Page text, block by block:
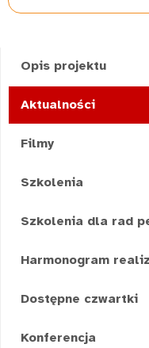
Opis projektu
Aktualności
Filmy
Szkolenia
Szkolenia dla rad
Harmonogram
Dostępne czwartki
Konferencja